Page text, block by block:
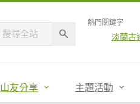
熱門關鍵字
淡蘭古
山友分享 主題活動